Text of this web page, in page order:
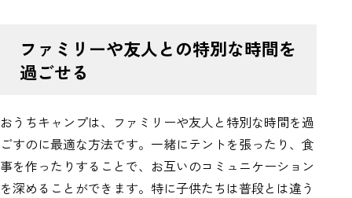
ファミリーや友人との特別な時間を
過ごせる
おうちキャンプは、ファミリーや友人と特別な時間を過
ごすのに最適な方法です。一緒にテントを張ったり、食
事を作ったりすることで、お互いのコミュニケーション
を深めることができます。特に子供たちは普段とは違う